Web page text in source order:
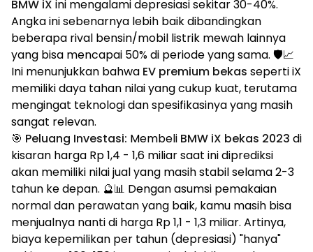
BMW iX ini mengalami depresiasi sekitar 30-40%.
Angka ini sebenarnya lebih baik dibandingkan
beberapa rival bensin/mobil listrik mewah lainnya
yang bisa mencapai 50% di periode yang sama. 🛡️📈
Ini menunjukkan bahwa EV premium bekas seperti iX
memiliki daya tahan nilai yang cukup kuat, terutama
mengingat teknologi dan spesifikasinya yang masih
sangat relevan.
🎯 Peluang Investasi: Membeli BMW iX bekas 2023 di
kisaran harga Rp 1,4 - 1,6 miliar saat ini diprediksi
akan memiliki nilai jual yang masih stabil selama 2-3
tahun ke depan. 🔮📊 Dengan asumsi pemakaian
normal dan perawatan yang baik, kamu masih bisa
menjualnya nanti di harga Rp 1,1 - 1,3 miliar. Artinya,
biaya kepemilikan per tahun (depresiasi) "hanya"